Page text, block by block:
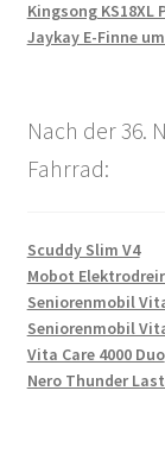
Kingsong KS18XL
Jaykay E-Finne
Nach der 36.
Fahrrad:
Scuddy Slim V4
Mobot
Seniorenmobil
Seniorenmobil
Vita Care 4000 Duo
Nero Thunder